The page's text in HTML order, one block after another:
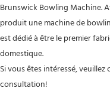
Brunswick Bowling Machine.
produit une machine de
est dédié à être le premier
domestique.
Si vous êtes intéressé,
consultation!